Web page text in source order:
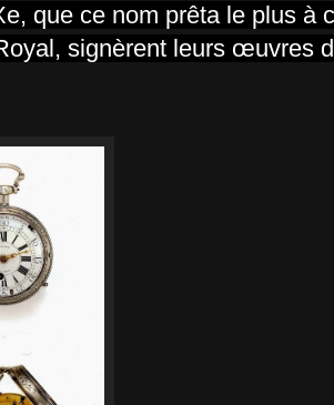
que ce nom prêta le plus à
signèrent leurs œuvres